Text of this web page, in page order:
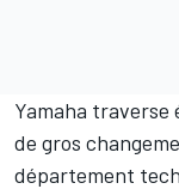
Yamaha traverse
de gros
département